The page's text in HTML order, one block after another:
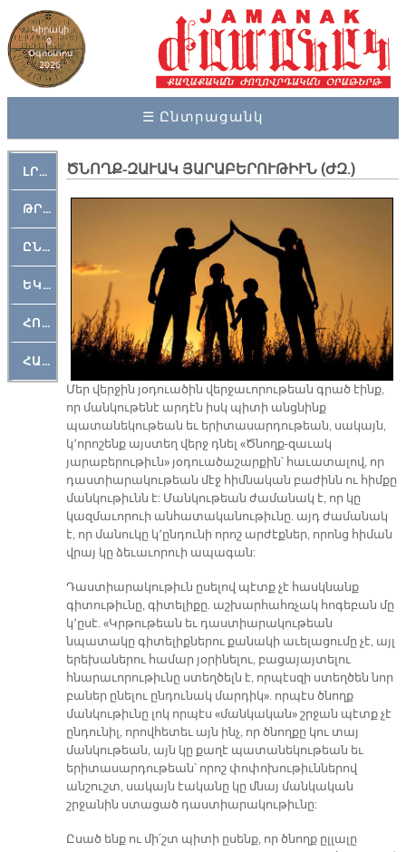
Կիրակի
9,
Օգոստոս
2026
☰ Ընտրացանկ
ԼՐԱՀՈՍ
ԹՐՔԱՀԱՅ ԿԵԱՆՔ
ԸՆԿԵՐԱՄՇԱԿՈՒԹԱՅԻՆ
ԵԿԵՂԵՑԱԿԱՆ
ՀՈԳԵՄՏԱՒՈՐ
ՀԱՐԹԱԿ
ԾՆՈՂՔ-ԶԱՒԱԿ ՅԱՐԱԲԵՐՈՒԹԻՒՆ (ԺԶ.)
Մեր վերջին յօդուածին վերջաւորութեան գրած էինք,
որ մանկութենէ արդէն իսկ պիտի անցնինք
պատանեկութեան եւ երիտասարդութեան, սակայն,
կ՚որոշենք այստեղ վերջ դնել «Ծնողք-զաւակ
յարաբերութիւն» յօդուածաշարքին՝ հաւատալով, որ
դաստիարակութեան մէջ հիմնական բաժինն ու հիմքը
մանկութիւնն է: Մանկութեան ժամանակ է, որ կը
կազմաւորուի անհատականութիւնը. այդ ժամանակ
է, որ մանուկը կ՚ընդունի որոշ արժէքներ, որոնց հիման
վրայ կը ձեւաւորուի ապագան:
Դաստիարակութիւն ըսելով պէտք չէ հասկնանք
գիտութիւնը, գիտելիքը. աշխարհահռչակ հոգեբան մը
կ՚ըսէ. «Կրթութեան եւ դաստիարակութեան
նպատակը գիտելիքներու քանակի աւելացումը չէ, այլ
երեխաներու համար յօրինելու, բացայայտելու
հնարաւորութիւնը ստեղծելն է, որպէսզի ստեղծեն նոր
բաներ ընելու ընդունակ մարդիկ». որպէս ծնողք
մանկութիւնը լոկ որպէս «մանկական» շրջան պէտք չէ
ընդունիլ, որովհետեւ այն ինչ, որ ծնողքը կու տայ
մանկութեան, այն կը քաղէ պատանեկութեան եւ
երիտասարդութեան՝ որոշ փոփոխութիւններով
անշուշտ, սակայն էականը կը մնայ մանկական
շրջանին ստացած դաստիարակութիւնը:
Ըսած ենք ու մի՛շտ պիտի ըսենք, որ ծնողք ըլլալը